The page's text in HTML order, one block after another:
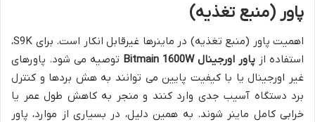
پاور (منبع تغذیه)
اهمیت پاور (منبع تغذیه) در ماینرها غیرقابل انکار است. برای S9K،
استفاده از پاور اورجینال Bitmain 1600W
توصیه می شود. پاورهای
غیر اورجینال یا با کیفیت پایین می توانند به هش بردها و کنترل
برد دستگاه آسیب جدی وارد کنند و منجر به کاهش طول عمر یا
خرابی کامل ماینر شوند. به همین دلیل، در بسیاری از موارد، پاور